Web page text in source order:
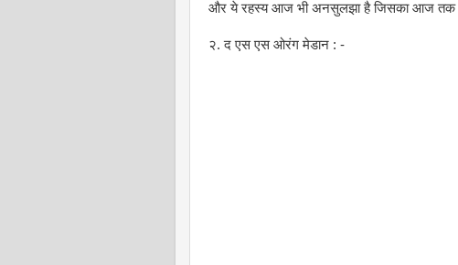
और ये रहस्य आज भी अनसुलझा है जिसका आज तक
२. द एस एस ओरंग मेडान : -